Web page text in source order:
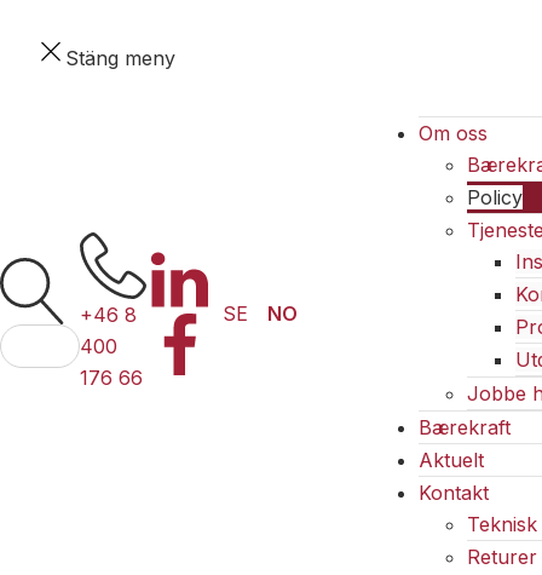
Søk
etter:
When autocomplete results are available use
+46 8
400
176 66
SE NO
Om oss
Policy
Jobbe
Bærekraft
Aktuelt
Kontakt
Returer
Stäng meny